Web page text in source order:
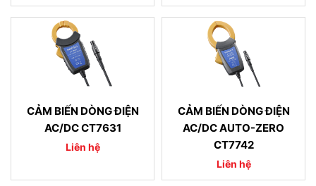
CẢM BIẾN DÒNG ĐIỆN
AC/DC CT7631
Liên hệ
CẢM BIẾN DÒNG ĐIỆN
AC/DC AUTO-ZERO
CT7742
Liên hệ